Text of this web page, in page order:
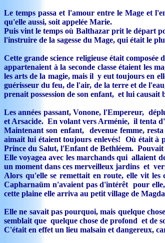
Le temps passa et l'amour entre le Mage et
qu'elle aussi, soit appelée Marie.
Puis vint le temps où Balthazar prit le départ
l'instruire de la sagesse du Mage, qui était le
Cette grande science religieuse était
appartenaient à la seconde classe étaient les
les arts de la magie, mais il y eut toujours en
guérisseur du feu, de l'air, de la terre et de
prenait possession de son enfant, et lui causait
Les années passant, Vonone, l'Empereur,
et Arsacide. En volant vers Arménie, il tenta
Maintenant son enfant, devenue femme,
aimait lui étaient toujours enlevés! Où était à
Prince du Salut, l'Enfant de Bethléem. Pouvait
Elle voyagea avec les marchands qui allaient
un moment dans ces merveilleux jardins et
Alors qu'elle se remettait en route, elle vit
Capharnaüm n'avaient pas d'intérêt pour
cette plaine elle arriva au petit village de
Elle ne savait pas pourquoi, mais quelque
semblait que quelque chose de profond et de
C'était en effet un lieu malsain et dangereux,